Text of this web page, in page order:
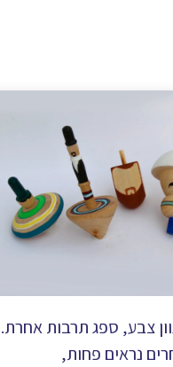
צבע, ספג תרבות
נראים פחות,